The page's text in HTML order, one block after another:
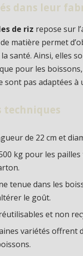
dans leur
de riz repose sur
matière permet
santé. Ainsi, elles
pour les
sont pas adaptées
techniques
de 22 cm et
kg pour les
tenue dans les
le goût.
et non
variétés offrent